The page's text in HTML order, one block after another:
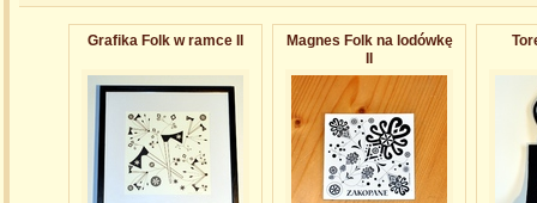
Grafika Folk w ramce II
Magnes Folk na lodówkę